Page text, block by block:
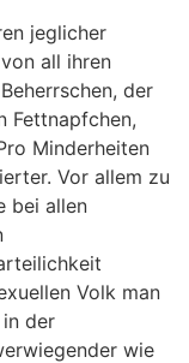
jeglicher
all ihren
der
Fettnapfchen,
Minderheiten
Vor allem zu
bei allen
Volk man
der
wie